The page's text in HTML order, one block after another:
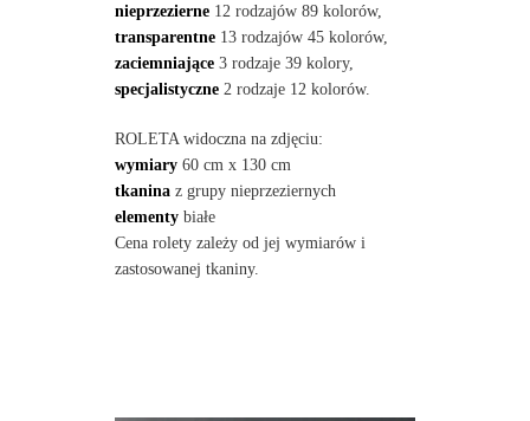
nieprzezierne12 rodzajów 89 kolorów,
transparentne13 rodzajów 45 kolorów,
zaciemniające3 rodzaje 39 kolory,
specjalistyczne2 rodzaje 12 kolorów.
ROLETA widoczna na zdjęciu:
wymiary60 cm x 130 cm
tkaninaz grupy nieprzeziernych
elementybiałe
Cena rolety zależy od jej wymiarów i
zastosowanej tkaniny.